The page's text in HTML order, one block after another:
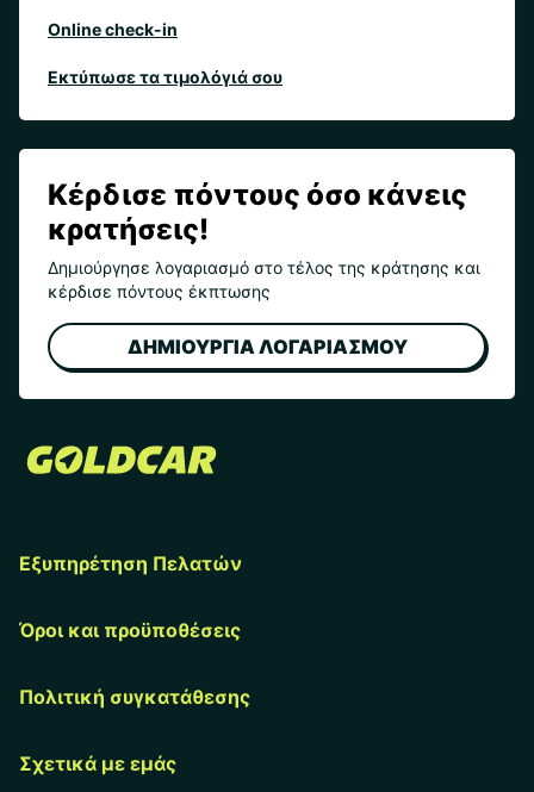
Online check-in
Εκτύπωσε τα τιμολόγιά σου
Κέρδισε πόντους όσο κάνεις
κρατήσεις!
Δημιούργησε λογαριασμό στο τέλος της κράτησης και
κέρδισε πόντους έκπτωσης
ΔΗΜΙΟΥΡΓΙΑ ΛΟΓΑΡΙΑΣΜΟΥ
Εξυπηρέτηση Πελατών
Όροι και προϋποθέσεις
Πολιτική συγκατάθεσης
Σχετικά με εμάς